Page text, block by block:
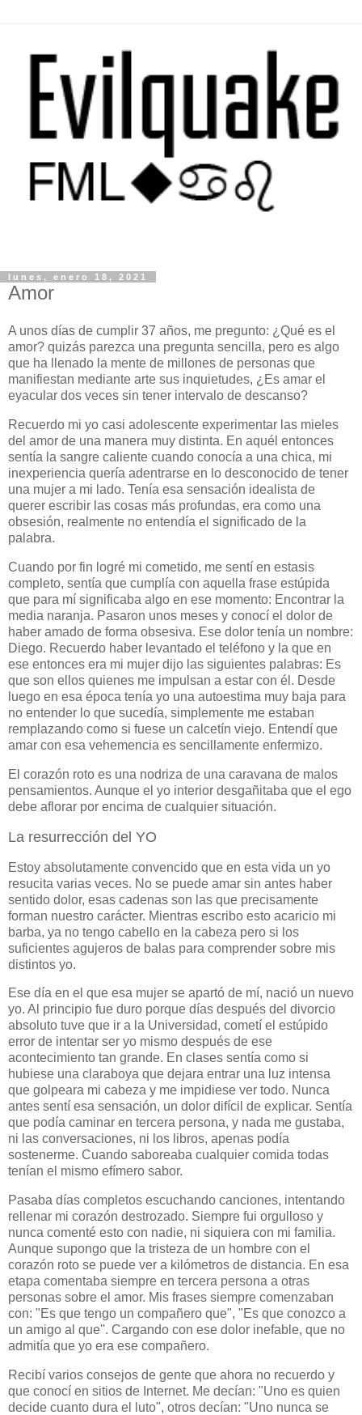
lunes, enero 18, 2021
Amor
A unos días de cumplir 37 años, me pregunto: ¿Qué es el
amor? quizás parezca una pregunta sencilla, pero es algo
que ha llenado la mente de millones de personas que
manifiestan mediante arte sus inquietudes, ¿Es amar el
eyacular dos veces sin tener intervalo de descanso?
Recuerdo mi yo casi adolescente experimentar las mieles
del amor de una manera muy distinta. En aquél entonces
sentía la sangre caliente cuando conocía a una chica, mi
inexperiencia quería adentrarse en lo desconocido de tener
una mujer a mi lado. Tenía esa sensación idealista de
querer escribir las cosas más profundas, era como una
obsesión, realmente no entendía el significado de la
palabra.
Cuando por fin logré mi cometido, me sentí en estasis
completo, sentía que cumplía con aquella frase estúpida
que para mí significaba algo en ese momento: Encontrar la
media naranja. Pasaron unos meses y conocí el dolor de
haber amado de forma obsesiva. Ese dolor tenía un nombre:
Diego. Recuerdo haber levantado el teléfono y la que en
ese entonces era mi mujer dijo las siguientes palabras: Es
que son ellos quienes me impulsan a estar con él. Desde
luego en esa época tenía yo una autoestima muy baja para
no entender lo que sucedía, simplemente me estaban
remplazando como si fuese un calcetín viejo. Entendí que
amar con esa vehemencia es sencillamente enfermizo.
El corazón roto es una nodriza de una caravana de malos
pensamientos. Aunque el yo interior desgañitaba que el ego
debe aflorar por encima de cualquier situación.
La resurrección del YO
Estoy absolutamente convencido que en esta vida un yo
resucita varias veces. No se puede amar sin antes haber
sentido dolor, esas cadenas son las que precisamente
forman nuestro carácter. Mientras escribo esto acaricio mi
barba, ya no tengo cabello en la cabeza pero si los
suficientes agujeros de balas para comprender sobre mis
distintos yo.
Ese día en el que esa mujer se apartó de mí, nació un nuevo
yo. Al principio fue duro porque días después del divorcio
absoluto tuve que ir a la Universidad, cometí el estúpido
error de intentar ser yo mismo después de ese
acontecimiento tan grande. En clases sentía como si
hubiese una claraboya que dejara entrar una luz intensa
que golpeara mi cabeza y me impidiese ver todo. Nunca
antes sentí esa sensación, un dolor difícil de explicar. Sentía
que podía caminar en tercera persona, y nada me gustaba,
ni las conversaciones, ni los libros, apenas podía
sostenerme. Cuando saboreaba cualquier comida todas
tenían el mismo efímero sabor.
Pasaba días completos escuchando canciones, intentando
rellenar mi corazón destrozado. Siempre fui orgulloso y
nunca comenté esto con nadie, ni siquiera con mi familia.
Aunque supongo que la tristeza de un hombre con el
corazón roto se puede ver a kilómetros de distancia. En esa
etapa comentaba siempre en tercera persona a otras
personas sobre el amor. Mis frases siempre comenzaban
con: "Es que tengo un compañero que", "Es que conozco a
un amigo al que". Cargando con ese dolor inefable, que no
admitía que yo era ese compañero.
Recibí varios consejos de gente que ahora no recuerdo y
que conocí en sitios de Internet. Me decían: "Uno es quien
decide cuanto dura el luto", otros decían: "Uno nunca se